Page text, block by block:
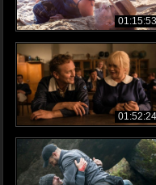
01:15:53
01:52:24